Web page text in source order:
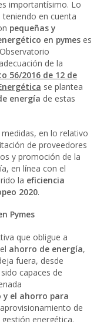
importantísimo. Lo
en cuenta
pequeñas y
en pymeses
de la
56/2016 de 12 de
se plantea
energía de estas
en lo relativo
de proveedores
y promoción de la
en línea con el
la eficiencia
2020.
Pymes
que obligue a
ahorro de energía,
fuera, desde
capaces de
y el ahorro para
de
energética.